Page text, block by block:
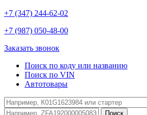
+7 (347) 244-62-02
+7 (987) 050-48-00
Заказать звонок
Поиск по коду или названию
Поиск по VIN
Автотовары